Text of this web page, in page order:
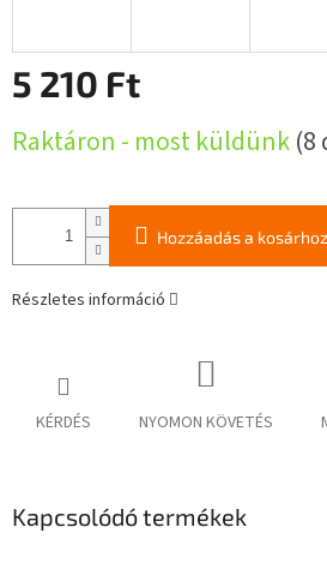
5 210 Ft
Raktáron - most küldünk(8
Hozzáadás a kosárhoz
Részletes információ
KÉRDÉS NYOMON KÖVETÉS
Kapcsolódó termékek